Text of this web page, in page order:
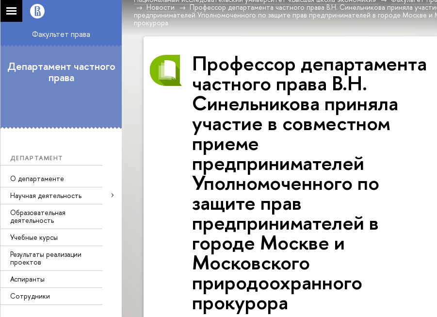
Новости
Профессор департамента частного права В.Н. Синельникова приняла
предпринимателей Уполномоченного по защите прав предпринимателей в городе Москве и
прокурора
Факультет права
Департамент частного
права
ДЕПАРТАМЕНТ
О департаменте
Научная деятельность
Образовательная
деятельность
Учебные курсы
Результаты реализации
проектов
Аспиранты
Сотрудники
Профессор департамента
частного права В.Н.
Синельникова приняла
участие в совместном
приеме
предпринимателей
Уполномоченного по
защите прав
предпринимателей в
городе Москве и
Московского
природоохранного
прокурора